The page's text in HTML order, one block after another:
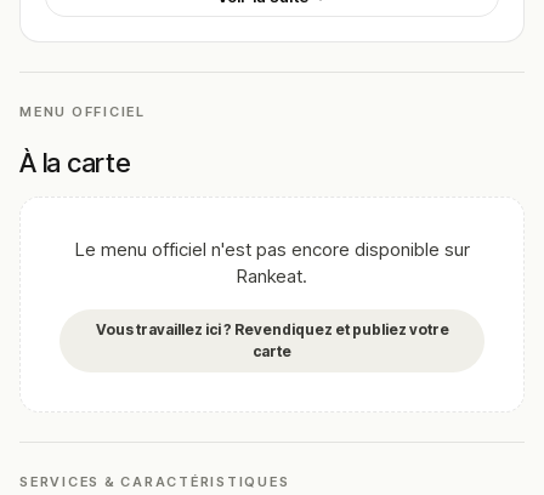
variés, parfaits pour une expérience gustative
complète. Pour trouver le meilleur plat de Pizzeria Via
Napoli, explore les recommandations des clients
!
Texte généré par intelligence artificielle, en attente de
validation humaine.
nous aider en vous rendant sur :Améliorer la fiche de cet
MENU OFFICIEL
À la carte
Le menu officiel n'est pas encore disponible sur
Rankeat.
Vous travaillez ici ? Revendiquez et publiez votre
carte
SERVICES & CARACTÉRISTIQUES